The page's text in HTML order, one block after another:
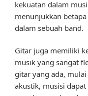
kekuatan dalam
menunjukkan
dalam sebuah band.
Gitar juga memiliki
musik yang sangat
gitar yang ada,
akustik, musisi